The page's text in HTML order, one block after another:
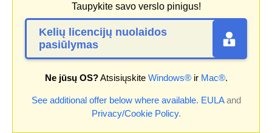
Taupykite savo verslo pinigus!
Kelių licencijų nuolaidos
pasiūlymas
Ne jūsų OS?Atsisiųskite Windows®ir Mac®.
See additional offer below where available. EULAand
Privacy/Cookie Policy.